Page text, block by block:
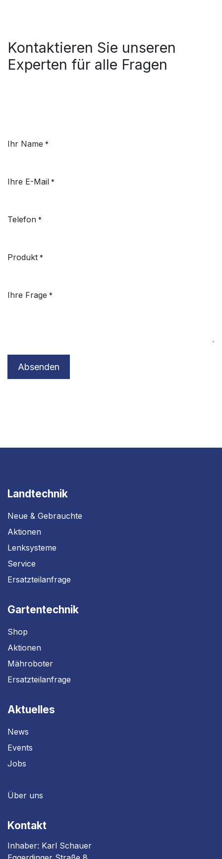
Kontaktieren Sie unseren
Experten für alle Fragen
Ihr Name *
Ihre E-Mail *
Telefon *
Produkt *
Ihre Frage *
Absenden
Landtechnik
Neue & Gebrauchte
Aktionen
Lenksysteme
Service
Ersatzteilanfrage
Gartentechnik
Shop
Aktionen
Mähroboter
Ersatzteilanfrage
Aktuelles
News
Events
Jobs
Über uns
Kontakt
Inhaber: Karl Schauer